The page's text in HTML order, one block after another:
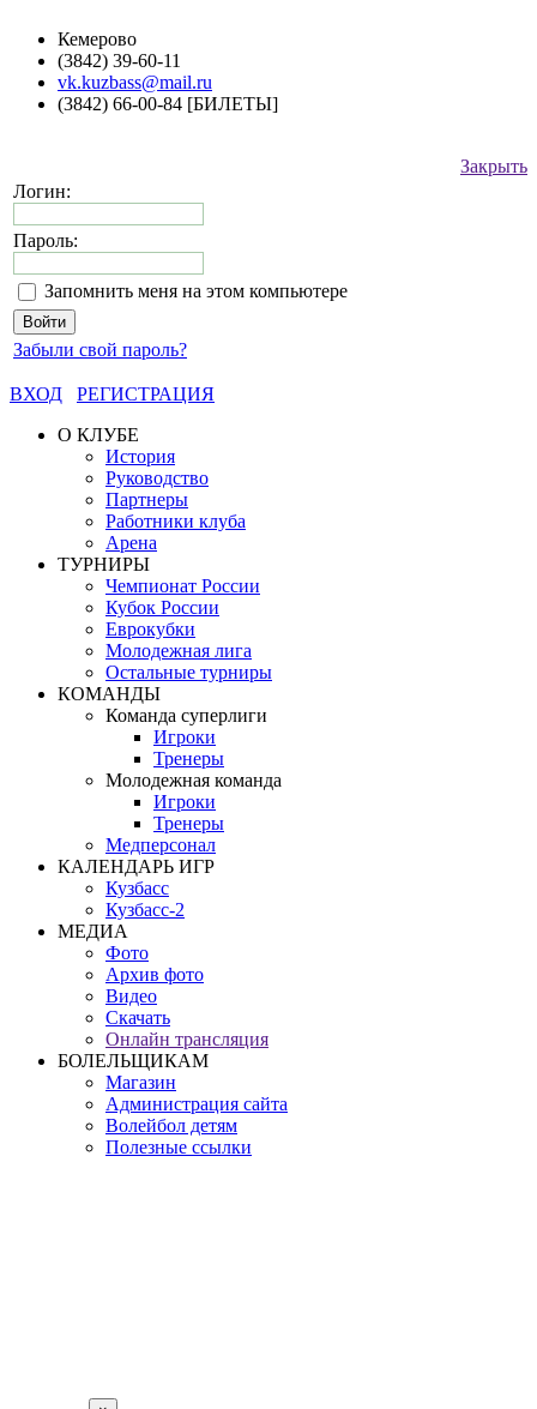
Кемерово
(3842) 39-60-11
vk.kuzbass@mail.ru
(3842) 66-00-84 [БИЛЕТЫ]
Закрыть
Логин:
Пароль:
Запомнить меня на этом компьютере
Забыли свой пароль?
ВХОД
РЕГИСТРАЦИЯ
О КЛУБЕ
История
Руководство
Партнеры
Работники клуба
Арена
ТУРНИРЫ
Чемпионат России
Кубок России
Еврокубки
Молодежная лига
Остальные турниры
КОМАНДЫ
Команда суперлиги
Игроки
Тренеры
Молодежная команда
Игроки
Тренеры
Медперсонал
КАЛЕНДАРЬ ИГР
Кузбасс
Кузбасс-2
МЕДИА
Фото
Архив фото
Видео
Скачать
Онлайн трансляция
БОЛЕЛЬЩИКАМ
Магазин
Администрация сайта
Волейбол детям
Полезные ссылки